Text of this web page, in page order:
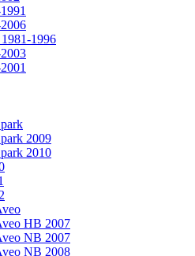
1996
2009
2010
HB 2007
NB 2007
NB 2008